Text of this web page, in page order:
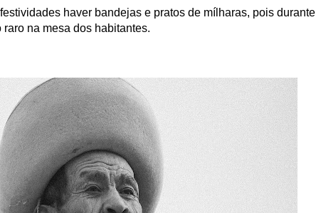
haver bandejas e pratos de mílharas, pois durante
na mesa dos habitantes.